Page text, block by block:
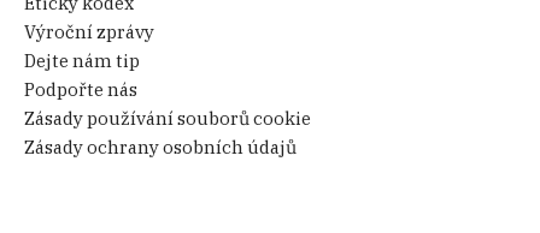
Výroční zprávy
Dejte nám tip
Podpořte nás
Zásady používání souborů cookie
Zásady ochrany osobních údajů